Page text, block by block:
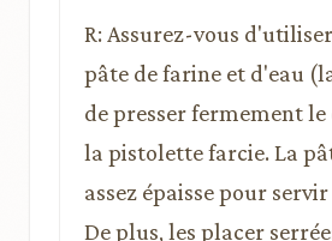
R: Assurez-vous
pâte de farine et d'eau
de presser fermement
la pistolette farcie. La
assez épaisse pour
De plus, les placer